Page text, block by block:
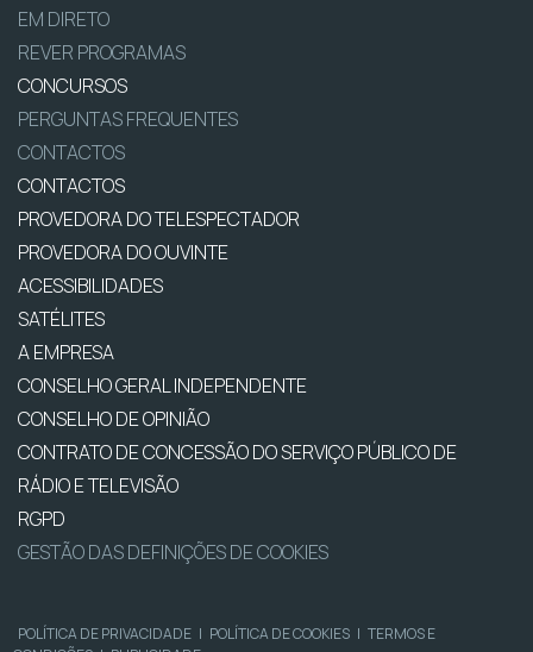
EM DIRETO
REVER PROGRAMAS
CONCURSOS
PERGUNTAS FREQUENTES
CONTACTOS
CONTACTOS
PROVEDORA DO TELESPECTADOR
PROVEDORA DO OUVINTE
ACESSIBILIDADES
SATÉLITES
A EMPRESA
CONSELHO GERAL INDEPENDENTE
CONSELHO DE OPINIÃO
CONTRATO DE CONCESSÃO DO SERVIÇO PÚBLICO DE
RÁDIO E TELEVISÃO
RGPD
GESTÃO DAS DEFINIÇÕES DE COOKIES
POLÍTICA DE PRIVACIDADE | POLÍTICA DE COOKIES | TERMOS E